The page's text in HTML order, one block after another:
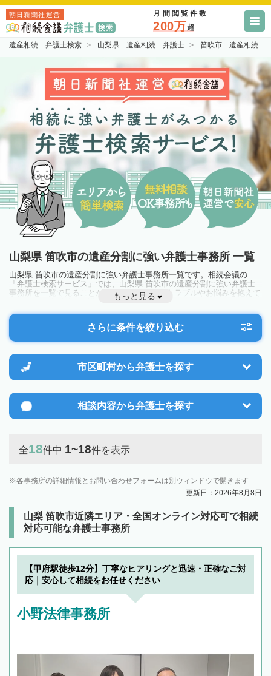
朝日新聞社運営 月間閲覧件数
200万超
遺産相続 弁護士検索 山梨県 遺産相続 弁護士 笛吹市 遺産相続
山梨県 笛吹市の遺産分割に強い弁護士事務所 一覧
山梨県 笛吹市の遺産分割に強い弁護士事務所一覧です。相続会議の
「弁護士検索サービス」では、山梨県 笛吹市の遺産分割に強い弁護士
事務所を一覧で見ることが出来ます。相続のトラブルやお悩みを抱えて
いる方は一度近隣の弁護士に相談してみましょう。
もっと見る
さらに条件を絞り込む
市区町村から弁護士を探す
相談内容から弁護士を探す
全18件中 1~18件を表示
各事務所の詳細情報とお問い合わせフォームは別ウィンドウで開きます
更新日：2026年8月8日
山梨 笛吹市近隣エリア・全国オンライン対応可で相続
対応可能な弁護士事務所
【甲府駅徒歩12分】丁寧なヒアリングと迅速・正確なご対
応｜安心して相続をお任せください
小野法律事務所